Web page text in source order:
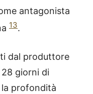
antagonista
13.
dal produttore
giorni di
profondità